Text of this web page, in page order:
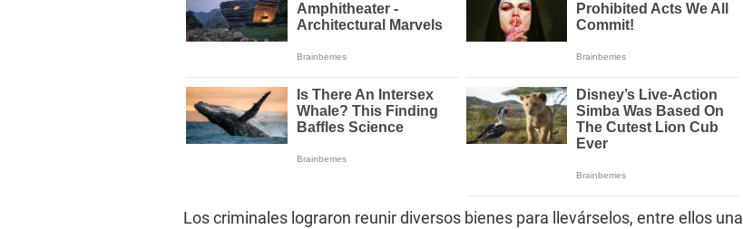
Los criminales lograron reunir diversos bienes para llevárselos, entre ellos una